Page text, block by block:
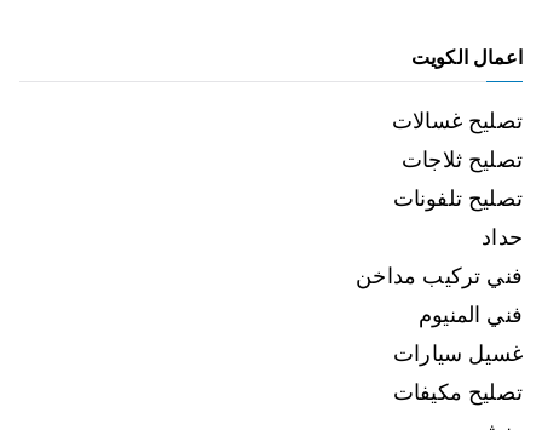
اعمال الكويت
تصليح غسالات
تصليح ثلاجات
تصليح تلفونات
حداد
فني تركيب مداخن
فني المنيوم
غسيل سيارات
تصليح مكيفات